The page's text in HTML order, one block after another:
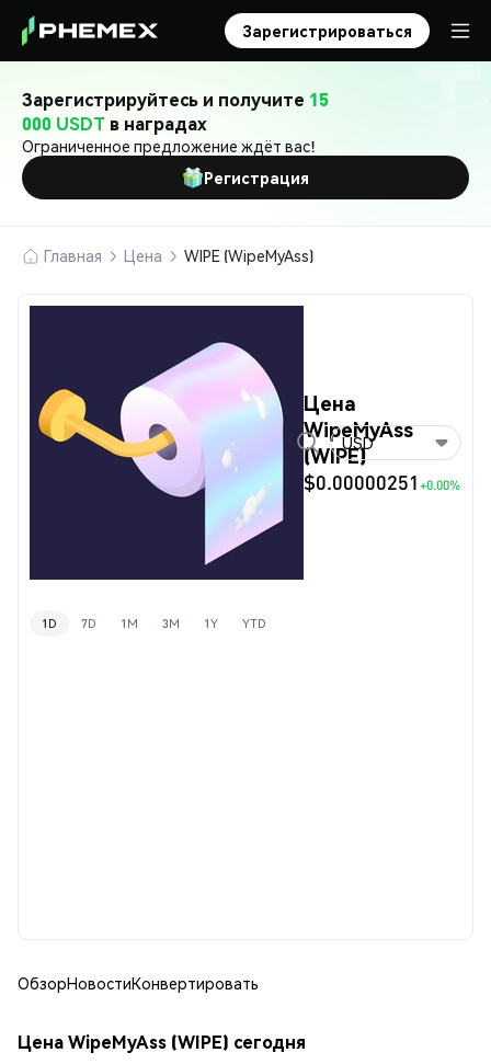
Зарегистрироваться
Зарегистрируйтесь и получите 15
000 USDT в наградах
Ограниченное предложение ждёт вас!
Регистрация
Главная Цена WIPE (WipeMyAss)
Цена
WipeMyAss
(WIPE)
$0.00000251 +0.00%
USD
1D 7D 1M 3M 1Y YTD
ОбзорНовостиКонвертировать
Цена WipeMyAss (WIPE) сегодня